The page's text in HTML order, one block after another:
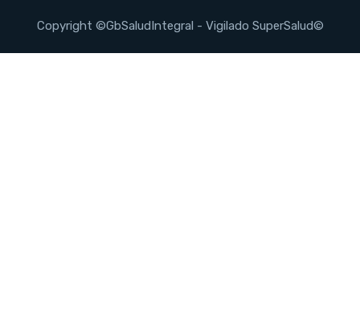
Copyright ©GbSaludIntegral - Vigilado SuperSalud©